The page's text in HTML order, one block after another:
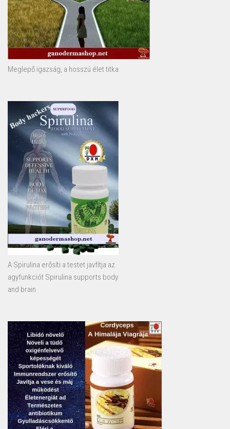
Meglepő igazság, a hosszú élet titka
A Spirulina erősíti a testet javfítja az
agyfunkciót Spirulina supports body
and brain